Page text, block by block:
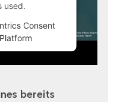
used.
Consent
bereits